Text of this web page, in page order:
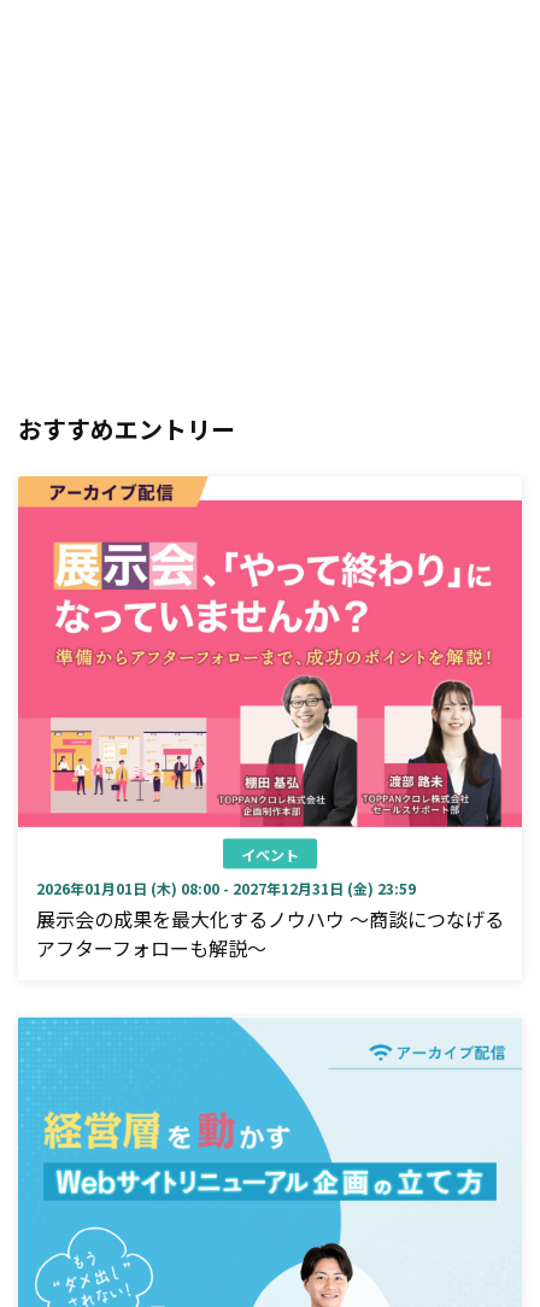
おすすめエントリー
イベント
2026年01月01日 (木) 08:00 - 2027年12月31日 (金) 23:59
展示会の成果を最大化するノウハウ ～商談につなげる
アフターフォローも解説～